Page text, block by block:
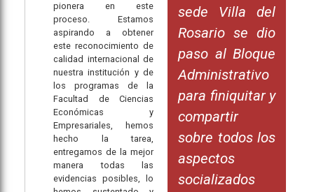
sede Villa del
Rosario se dio
paso al Bloque
Administrativo
para finiquitar y
compartir
sobre todos los
aspectos
socializados
pionera en este
proceso. Estamos
aspirando a obtener
este reconocimiento de
calidad internacional de
nuestra institución y de
los programas de la
Facultad de Ciencias
Económicas y
Empresariales, hemos
hecho la tarea,
entregamos de la mejor
manera todas las
evidencias posibles, lo